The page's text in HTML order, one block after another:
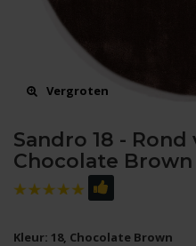
Vergroten
Sandro 18 -
Chocolate Brown
Kleur: 18, Chocolate Brown